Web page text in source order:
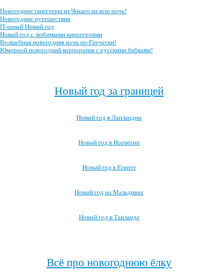
Новогодние гангстеры из Чикаго на всю ночь!
Новогодние путешествия
IT-шный Новый год
Новый год с любимыми киногероями
Волшебная новогодняя ночь по-Гречески!
Юморной новогодний корпоратив с русскими бабками!
Новый год за границей
Новый год в Лапландии
Новый год в Норвегии
Новый год в Египте
Новый год на Мальдивах
Новый год в Таиланде
Всё про новогоднюю ёлку